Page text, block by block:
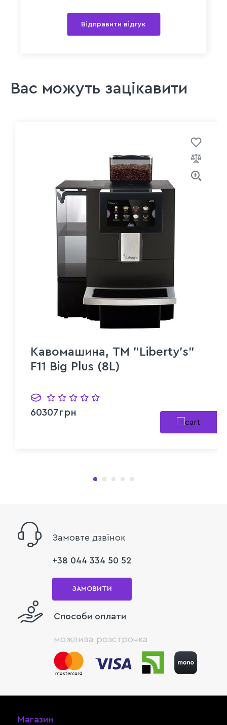
Відправити відгук
Вас можуть зацікавити
Кавомашина, ТМ "Liberty's"
F11 Big Plus (8L)
60307грн
Замовте дзвінок
+38 044 334 50 52
ЗАМОВИТИ
Способи оплати
можлива розстрочка
Магазин